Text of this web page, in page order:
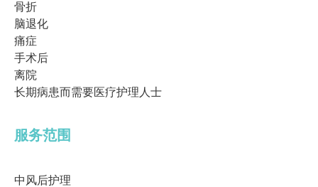
骨折
脑退化
痛症
手术后
离院
长期病患而需要医疗护理人士
服务范围
中风后护理